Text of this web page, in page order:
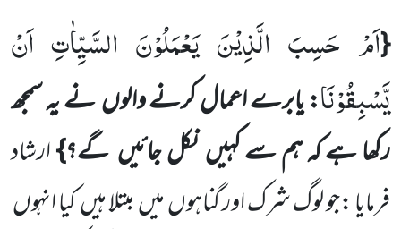
{اَمْ حَسِبَ الَّذِیْنَ یَعْمَلُوْنَ السَّیِّاٰتِ اَنْ
یَّسْبِقُوْنَا: یابرے اعمال کرنے والوں نے یہ سمجھ
رکھا ہے کہ ہم سے کہیں نکل جائیں گے؟}ارشاد
فرمایا :جو لوگ شرک اور گناہوں میں مبتلا ہیں کیا انہوں